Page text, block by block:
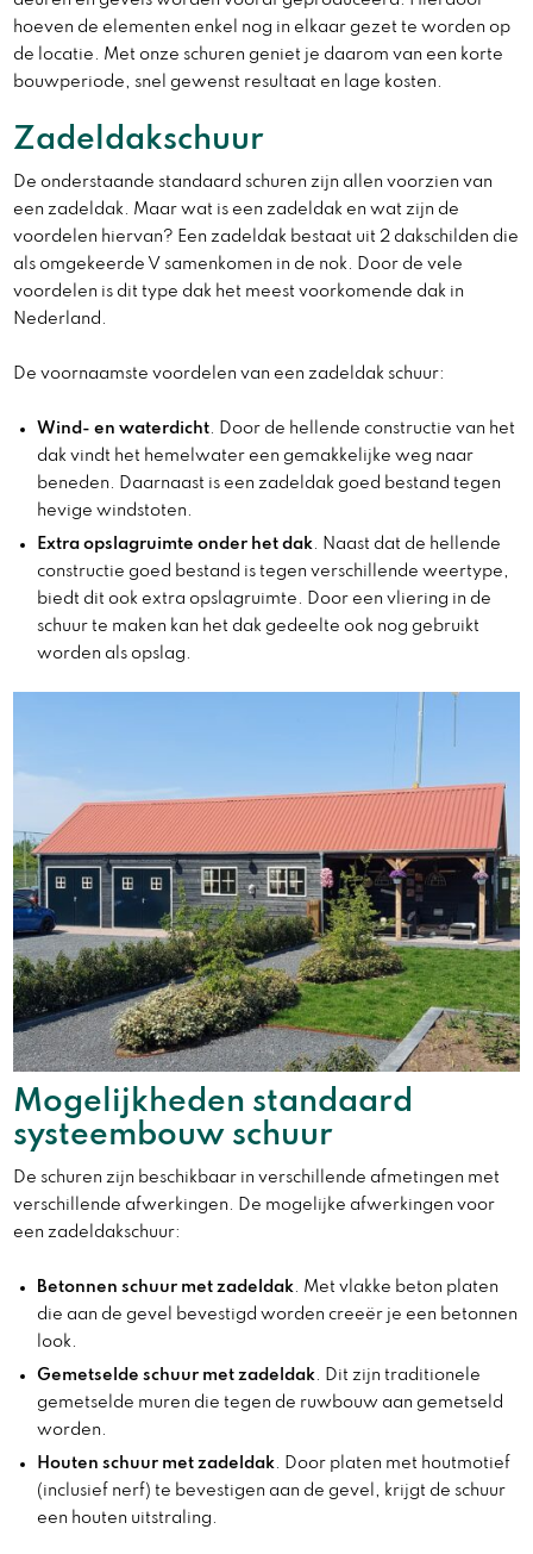
hoeven de elementen enkel nog in elkaar gezet te worden op
de locatie. Met onze schuren geniet je daarom van een korte
bouwperiode, snel gewenst resultaat en lage kosten.
Zadeldakschuur
De onderstaande standaard schuren zijn allen voorzien van
een zadeldak. Maar wat is een zadeldak en wat zijn de
voordelen hiervan? Een zadeldak bestaat uit 2 dakschilden die
als omgekeerde V samenkomen in de nok. Door de vele
voordelen is dit type dak het meest voorkomende dak in
Nederland.
De voornaamste voordelen van een zadeldak schuur:
Wind- en waterdicht. Door de hellende constructie van het
dak vindt het hemelwater een gemakkelijke weg naar
beneden. Daarnaast is een zadeldak goed bestand tegen
hevige windstoten.
Extra opslagruimte onder het dak. Naast dat de hellende
constructie goed bestand is tegen verschillende weertype,
biedt dit ook extra opslagruimte. Door een vliering in de
schuur te maken kan het dak gedeelte ook nog gebruikt
worden als opslag.
Mogelijkheden standaard
systeembouw schuur
De schuren zijn beschikbaar in verschillende afmetingen met
verschillende afwerkingen. De mogelijke afwerkingen voor
een zadeldakschuur:
Betonnen schuur met zadeldak. Met vlakke beton platen
die aan de gevel bevestigd worden creeër je een betonnen
look.
Gemetselde schuur met zadeldak. Dit zijn traditionele
gemetselde muren die tegen de ruwbouw aan gemetseld
worden.
Houten schuur met zadeldak. Door platen met houtmotief
(inclusief nerf) te bevestigen aan de gevel, krijgt de schuur
een houten uitstraling.